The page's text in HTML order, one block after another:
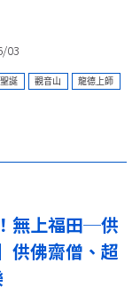
03
誕 觀音山 龍德上師
無上福田─供
供佛齋僧、超